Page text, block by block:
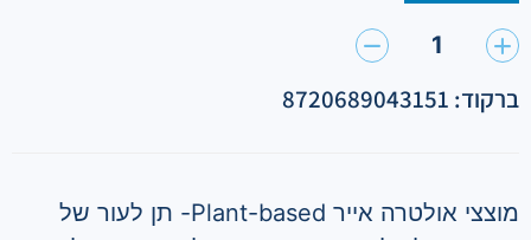
1
ברקוד: 8720689043151
מוצצי אולטרה אייר Plant-based- תן לעור של